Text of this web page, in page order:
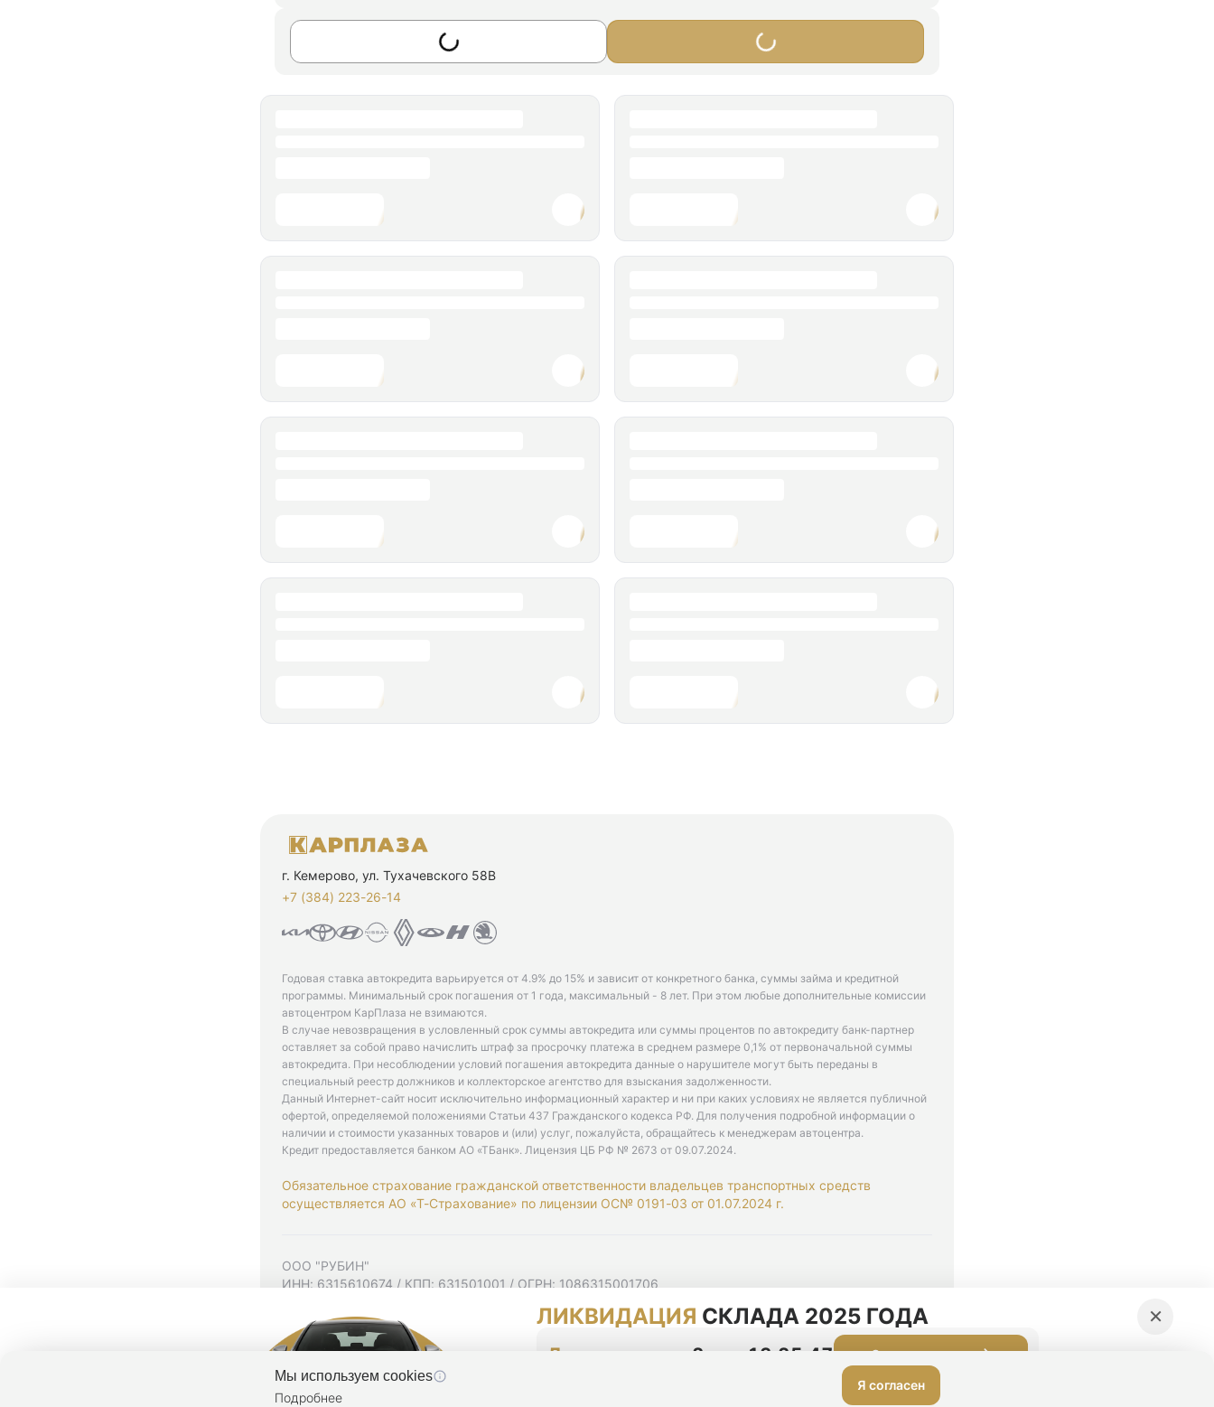
г. Кемерово, ул. Тухачевского 58В
+7 (384) 223-26-14‬
Годовая ставка автокредита варьируется от 4.9% до 15% и зависит от конкретного банка, суммы займа и кредитной
программы. Минимальный срок погашения от 1 года, максимальный - 8 лет. При этом любые дополнительные комиссии
автоцентром КарПлаза не взимаются.
В случае невозвращения в условленный срок суммы автокредита или суммы процентов по автокредиту банк-партнер
оставляет за собой право начислить штраф за просрочку платежа в среднем размере 0,1% от первоначальной суммы
автокредита. При несоблюдении условий погашения автокредита данные о нарушителе могут быть переданы в
специальный реестр должников и коллекторское агентство для взыскания задолженности.
Данный Интернет-сайт носит исключительно информационный характер и ни при каких условиях не является публичной
офертой, определяемой положениями Статьи 437 Гражданского кодекса РФ. Для получения подробной информации о
наличии и стоимости указанных товаров и (или) услуг, пожалуйста, обращайтесь к менеджерам автоцентра.
Кредит предоставляется банком АО «ТБанк». Лицензия ЦБ РФ № 2673 от 09.07.2024.
Обязательное страхование гражданской ответственности владельцев транспортных средств
осуществляется АО «Т-Страхование» по лицензии ОС№ 0191-03 от 01.07.2024 г.
ООО "РУБИН"
ИНН: 6315610674 / КПП: 631501001 / ОГРН: 1086315001706
Согласие на рекламную рассылку
Политика конфиденциальности
Мы используем cookies
Подробнее
Я согласен
ЛИКВИДАЦИЯ СКЛАДА 2025 ГОДА
До конца акции 2 дня 13:25:46 Оставить заявку
×